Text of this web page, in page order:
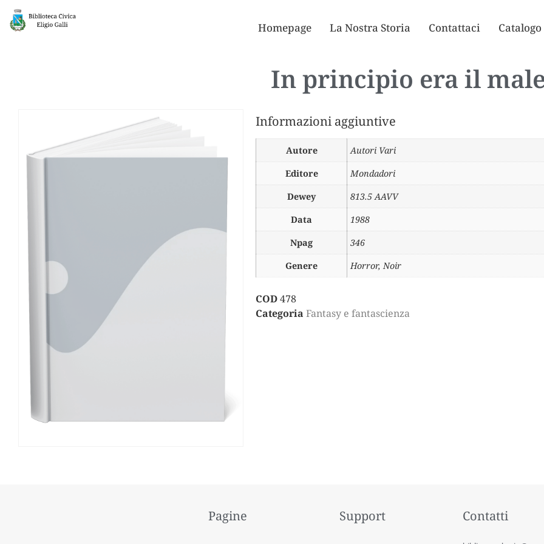
Homepage La Nostra Storia Contattaci Catalogo
In principio era il
Informazioni aggiuntive
Autore
Autori Vari
Editore
Mondadori
Dewey
813.5 AAVV
Data
1988
Npag
346
Genere
Horror, Noir
COD478
Categoria Fantasy e fantascienza
Pagine Support Contatti